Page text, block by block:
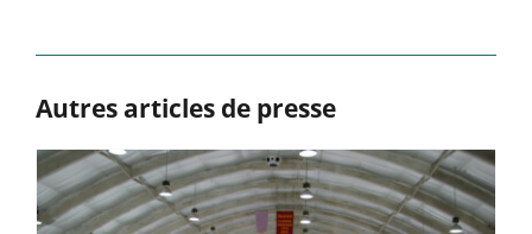
Autres articles de presse